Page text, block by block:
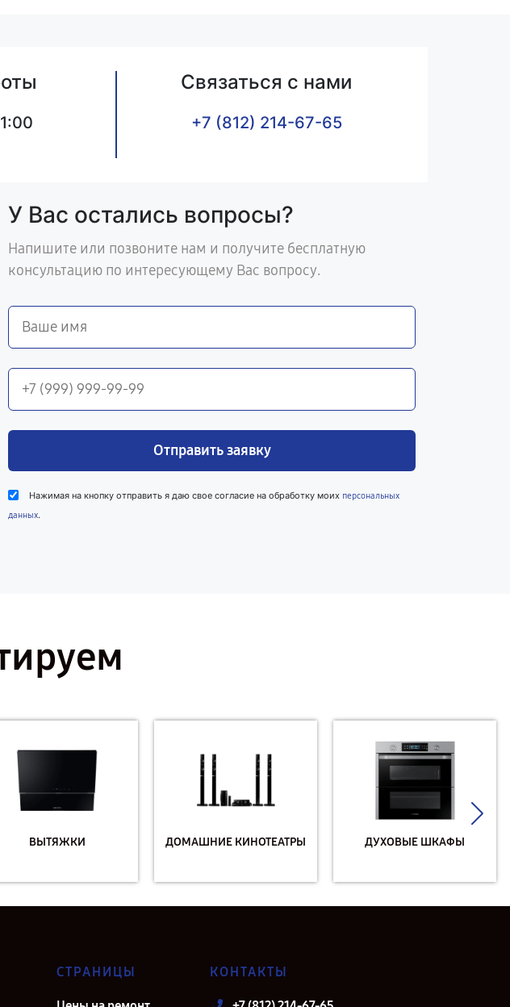
Связаться с нами
+7 (812) 214-67-65
У Вас остались вопросы?
Напишите или позвоните нам и получите бесплатную
консультацию по интересующему Вас вопросу.
Отправить заявку
Нажимая на кнопку отправить я даю свое согласие на обработку моих персональных
данных.
ВЫТЯЖКИ ДОМАШНИЕ КИНОТЕАТРЫ ДУХОВЫЕ ШКАФЫ
СТРАНИЦЫ КОНТАКТЫ